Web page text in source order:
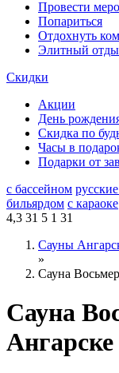
Провести
Попариться
Отдохнуть
Элитный
Скидки
Акции
День
Скидка по
Часы в
Подарки от
с бассейном
бильярдом с караоке
4,3 31 5 1 31
Сауны
»
Сауна
Сауна
Ангарске